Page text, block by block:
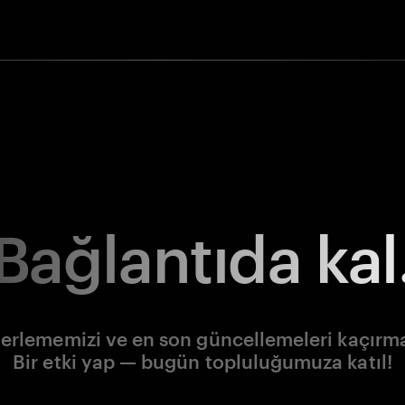
ve en son güncellemeleri
Bir etki yap — bugün topluluğumuza katıl!